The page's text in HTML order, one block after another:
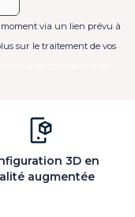
via un lien prévu à
sur le traitement de vos
3D en
augmentée